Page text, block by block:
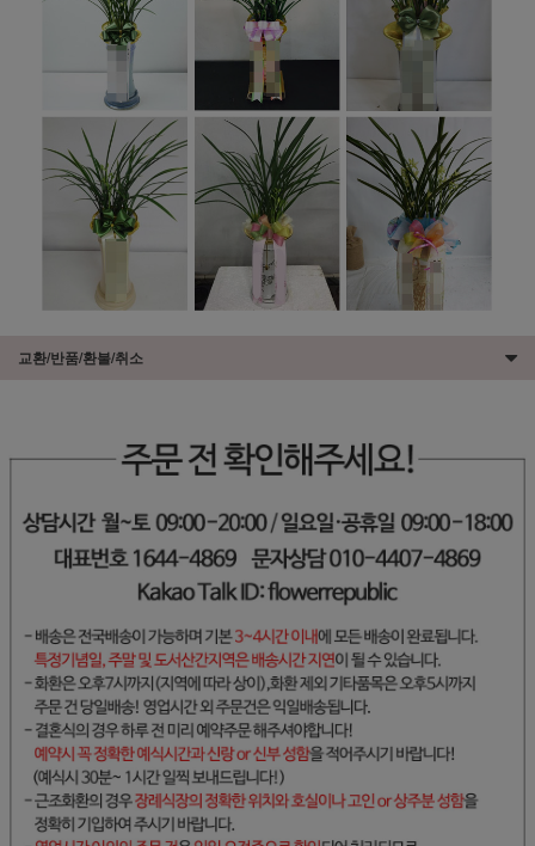
교환/반품/환불/취소